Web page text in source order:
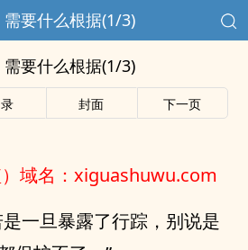
需要什么根据(1/3)
要什么根据(1/3)
封面 下一页
域名：xiguashuwu.com
一旦暴露了行踪，别说是